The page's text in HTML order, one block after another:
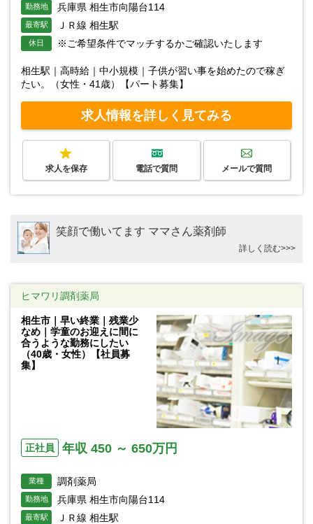
勤務地 兵庫県 相生市向陽台114
最寄駅 ＪＲ線 相生駅
休日 ※ご希望条件でマッチするかご確認いたします
相生駅｜高時給｜中小規模｜子供が習い事を始めたので稼ぎ
たい。（女性・41歳）【パート募集】
求人情報を詳しく見てみる
求人を保存 電話で質問 メールで質問
笑顔で働いてます ママさん薬剤師
詳しく読む>>>
ヒマワリ調剤薬局
相生市｜早い終業｜残業少
なめ｜学童のお迎えに間に
合うような勤務にしたい
（40歳・女性）【社員募
集】
正社員 年収 450 ～ 650万円
業種 調剤薬局
勤務地 兵庫県 相生市向陽台114
最寄駅 ＪＲ線 相生駅